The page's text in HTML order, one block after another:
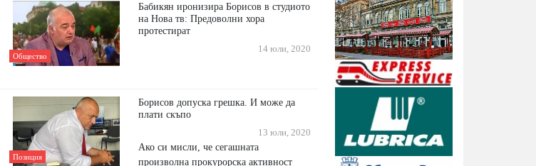
Общество
Бабикян иронизира Борисов в студиото
на Нова тв: Предоволни хора
протестират
14 юли, 2020
Позиция
Борисов допуска грешка. И може да
плати скъпо
13 юли, 2020
Ако си мисли, че сегашната
произволна прокурорска активност